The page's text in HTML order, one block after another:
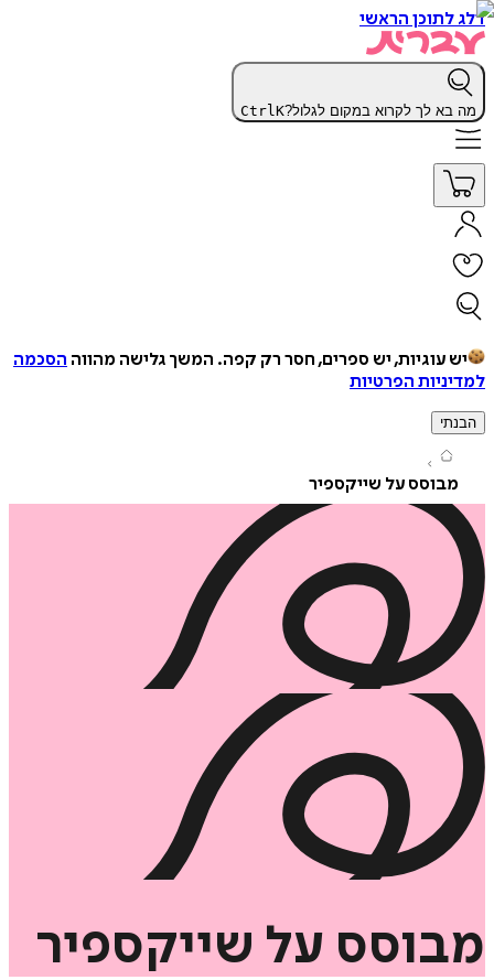
הראשי
לך לקרוא במקום לגלול? CtrlK
עוגיות, יש ספרים, חסר רק קפה. המשך גלישה מהווההסכמה
הפרטיות
על שייקספיר
עלשייקספיר